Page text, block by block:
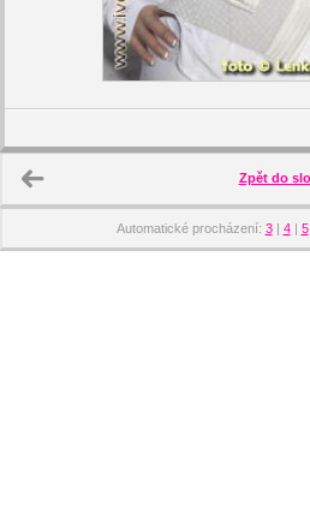
Zpět do
Automatické procházení: 3| 4| 5